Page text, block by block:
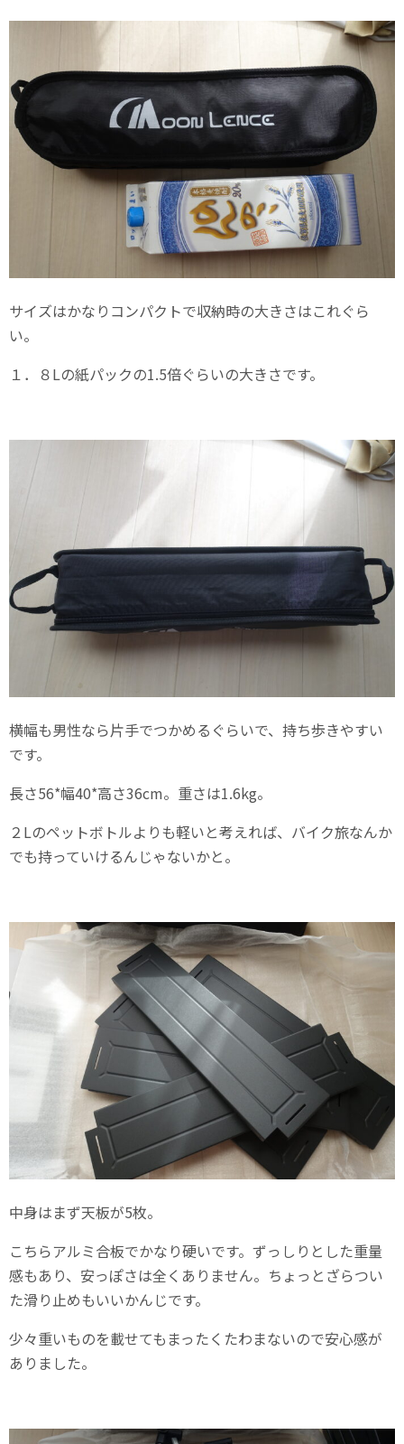
サイズはかなりコンパクトで収納時の大きさはこれぐら
い。
１．８Lの紙パックの1.5倍ぐらいの大きさです。
横幅も男性なら片手でつかめるぐらいで、持ち歩きやすい
です。
長さ56*幅40*高さ36cm。重さは1.6kg。
２Lのペットボトルよりも軽いと考えれば、バイク旅なんか
でも持っていけるんじゃないかと。
中身はまず天板が5枚。
こちらアルミ合板でかなり硬いです。ずっしりとした重量
感もあり、安っぽさは全くありません。ちょっとざらつい
た滑り止めもいいかんじです。
少々重いものを載せてもまったくたわまないので安心感が
ありました。